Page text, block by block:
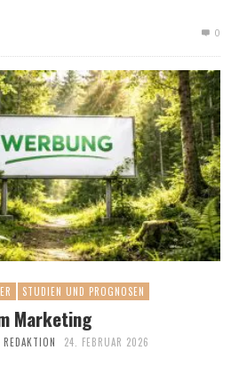
0
STUDIEN UND PROGNOSEN
Marketing
24. FEBRUAR 2026